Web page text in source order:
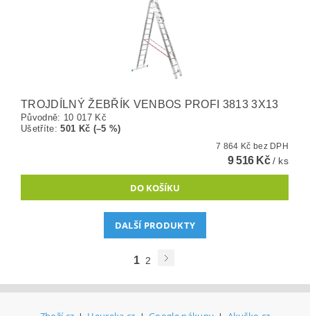
TROJDÍLNÝ ŽEBŘÍK VENBOS PROFI 3813 3X13
Původně: 10 017 Kč
Ušetříte:501 Kč (–5 %)
7 864 Kč bez DPH
9 516 Kč/ ks
DALŠÍ PRODUKTY
1 2